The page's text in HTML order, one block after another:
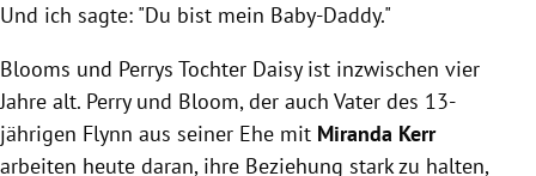
Und ich sagte: "Du bist mein Baby-Daddy."
Blooms und Perrys Tochter Daisy ist inzwischen vier
Jahre alt. Perry und Bloom,der auch Vater des 13-
jährigen Flynn aus seiner Ehe mit Miranda Kerr
arbeiten heute daran, ihre Beziehung stark zu halten,